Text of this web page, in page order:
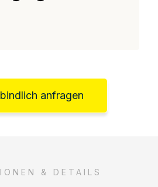
anfragen
& DETAILS